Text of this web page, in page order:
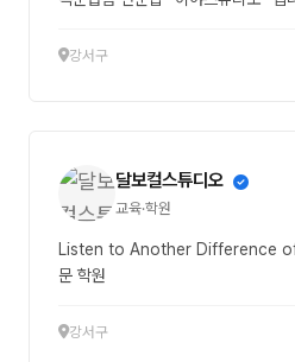
강서구
달보컬스튜디오
교육·학원
Listen to Another Difference
문 학원
강서구